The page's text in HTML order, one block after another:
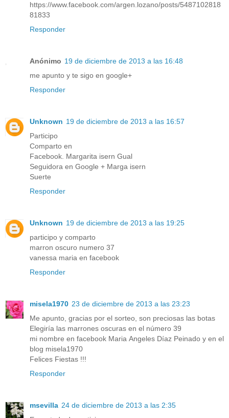
https://www.facebook.com/argen.lozano/posts/5487102818
81833
Responder
Anónimo 19 de diciembre de 2013 a las 16:48
me apunto y te sigo en google+
Responder
Unknown 19 de diciembre de 2013 a las 16:57
Participo
Comparto en
Facebook. Margarita isern Gual
Seguidora en Google + Marga isern
Suerte
Responder
Unknown 19 de diciembre de 2013 a las 19:25
participo y comparto
marron oscuro numero 37
vanessa maria en facebook
Responder
misela1970 23 de diciembre de 2013 a las 23:23
Me apunto, gracias por el sorteo, son preciosas las botas
Elegiría las marrones oscuras en el número 39
mi nombre en facebook Maria Angeles Díaz Peinado y en el
blog misela1970
Felices Fiestas !!!
Responder
msevilla 24 de diciembre de 2013 a las 2:35